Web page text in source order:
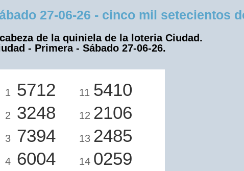
27-06-26 - cinco mil setecientos
de la quiniela de la loteria Ciudad.
- Primera - Sábado 27-06-26.
1 5712
2 3248
3 7394
4 6004
11 5410
12 2106
13 2485
14 0259